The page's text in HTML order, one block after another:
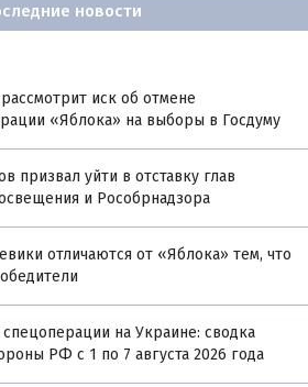
новости
иск об отмене
«Яблока» на выборы в Госдуму
призвал уйти в отставку глав
и Рособрнадзора
отличаются от «Яблока» тем, что
на Украине: сводка
РФ с 1 по 7 августа 2026 года